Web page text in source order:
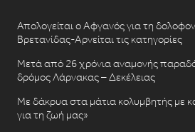
Απολογείται ο Αφγανός για τη
Βρετανίδας-Αρνείται τις κατηγορίες
Μετά από 26 χρόνια αναμονής
δρόμος Λάρνακας – Δεκέλειας
Με δάκρυα στα μάτια κολυμβητής με
για τη ζωή μας»